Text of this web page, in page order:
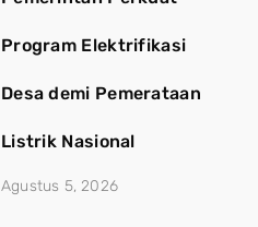
Program Elektrifikasi
Desa demi Pemerataan
Listrik Nasional
Agustus 5, 2026